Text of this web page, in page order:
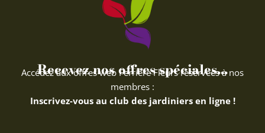
Recevez nos offres spéciales...
Accédez aux offres web Ferriere Fleurs réservées à nos
membres :
Inscrivez-vous au club des jardiniers en ligne !